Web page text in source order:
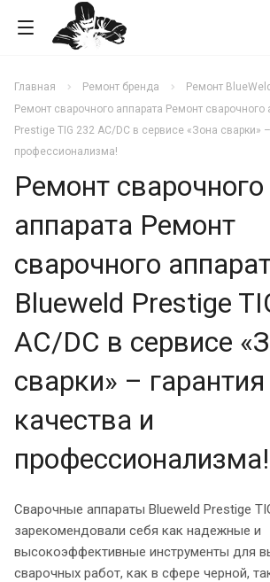
Главная Ремонт бренда
Ремонт
Ремонт сварочного аппарата Ремонт сварочного
Prestige TIG 232 AC/DC в сервисе «Зона сварки»
профессионализма!
Ремонт сварочного
аппарата Ремонт
сварочного
Blueweld Prestige
AC/DC в сервисе
сварки» – гарантия
качества и
профессионализма!
Сварочные аппараты Blueweld Prestige
зарекомендовали себя как надежные и
высокоэффективные инструменты для
сварочных работ, как в сфере черной,